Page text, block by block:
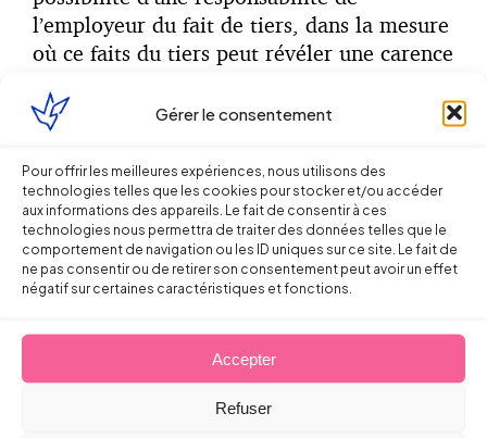
Gérer le consentement
Pour offrir les meilleures expériences, nous utilisons des
technologies telles que les cookies pour stocker et/ou accéder
aux informations des appareils. Le fait de consentir à ces
technologies nous permettra de traiter des données telles que le
comportement de navigation ou les ID uniques sur ce site. Le fait de
ne pas consentir ou de retirer son consentement peut avoir un effet
négatif sur certaines caractéristiques et fonctions.
Accepter
Refuser
l’employeur du fait de tiers, dans la mesure
où ce faits du tiers peut révéler une carence
de prévention, et partant de là, un
manquement à son obligation de sécurité.
Toutefois, il faut retenir le point suivant,
qui va dans le sens d’un rééquilibrage du
rapport de forces : au cas par cas,
l’employeur mis en cause pourra mieux se
défendre :
en documentant les diligences
qu’il a pu mettre en œuvre en
adéquation avec les principes généraux